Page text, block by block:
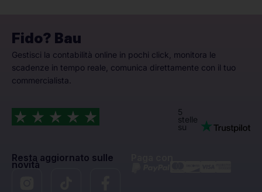
Fido? Bau
Gestisci la contabilità online in pochi click, monitora le
scadenze in tempo reale, comunica direttamente con il tuo
commercialista.
5
stelle
su
Resta aggiornato sulle
novità